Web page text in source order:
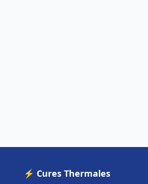
⚡ Cures Thermales